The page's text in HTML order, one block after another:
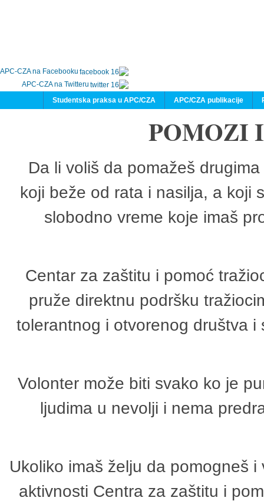
APC-CZA na Facebooku
APC-CZA na Twitteru
APC/CZA publikacije
Studentska praksa u APC/CZA
POMOZI
Da li voliš da pomažeš
koji beže od rata i nasilja, a koji
slobodno vreme koje imaš
Centar za zaštitu i pomoć
pruže direktnu podršku
tolerantnog i otvorenog društva
Volonter može biti svako ko je
ljudima u nevolji i nema
Ukoliko imaš želju da pomogneš
aktivnosti Centra za zaštitu i